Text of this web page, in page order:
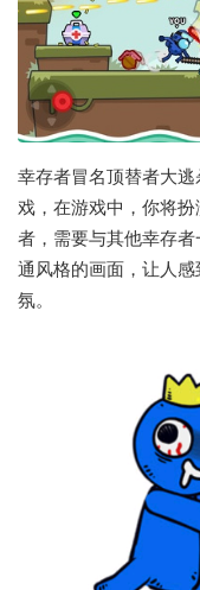
幸存者冒名顶替者大
戏，在游戏中，你将
者，需要与其他幸存
通风格的画面，让人
氛。